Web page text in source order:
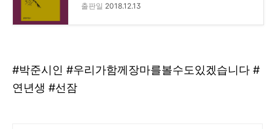
출판일 2018.12.13
#박준시인 #우리가함께장마를볼수도있겠습니다 #
연년생 #선잠